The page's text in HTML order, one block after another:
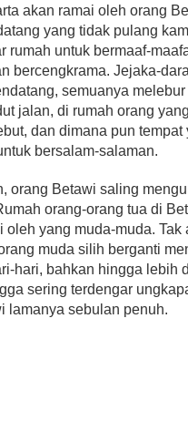
akan ramai oleh orang
yang tidak pulang
rumah untuk bermaaf-
bercengkrama. Jejaka-
semuanya
jalan, di rumah orang
dan dimana pun tempat
bersalam-salaman.
orang Betawi saling
orang-orang tua di
oleh yang muda-muda. Tak
muda silih berganti
hari, bahkan hingga lebih
sering terdengar
lamanya sebulan penuh.